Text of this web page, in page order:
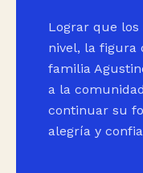
Lograr que los
nivel, la figura
familia
a la
continuar su
alegría y